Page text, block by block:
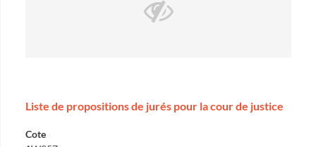
Liste de propositions de jurés pour la cour de justice
Cote